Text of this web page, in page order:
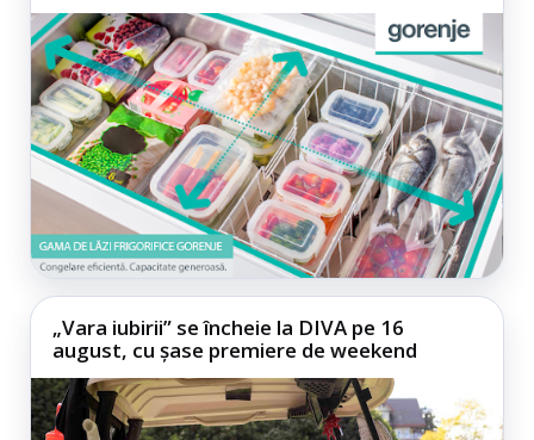
„Vara iubirii” se încheie la DIVA pe 16
august, cu șase premiere de weekend